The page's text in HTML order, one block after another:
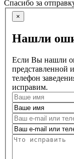
Спасибо за
×
Нашли
Если Вы нашли
представленной
телефон
исправим.